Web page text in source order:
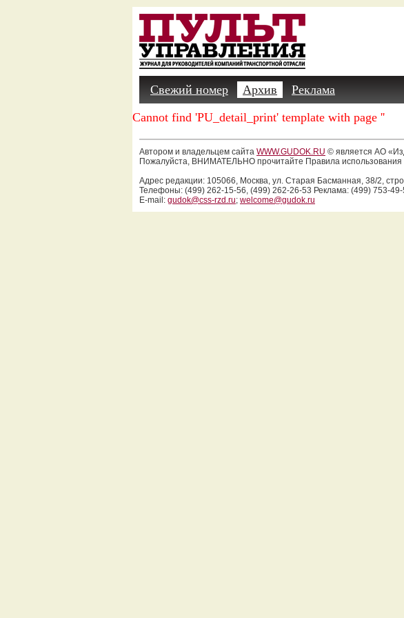
Свежий номер Архив
Реклама
Cannot find 'PU_detail_print' template with page ''
Автором и владельцем сайта WWW.GUDOK.RU © является АО
Пожалуйста, ВНИМАТЕЛЬНО прочитайте Правила использования
Адрес редакции: 105066, Москва, ул. Старая Басманная, 38/2,
Телефоны: (499) 262-15-56, (499) 262-26-53 Реклама: (499) 753-49-
E-mail: gudok@css-rzd.ru; welcome@gudok.ru